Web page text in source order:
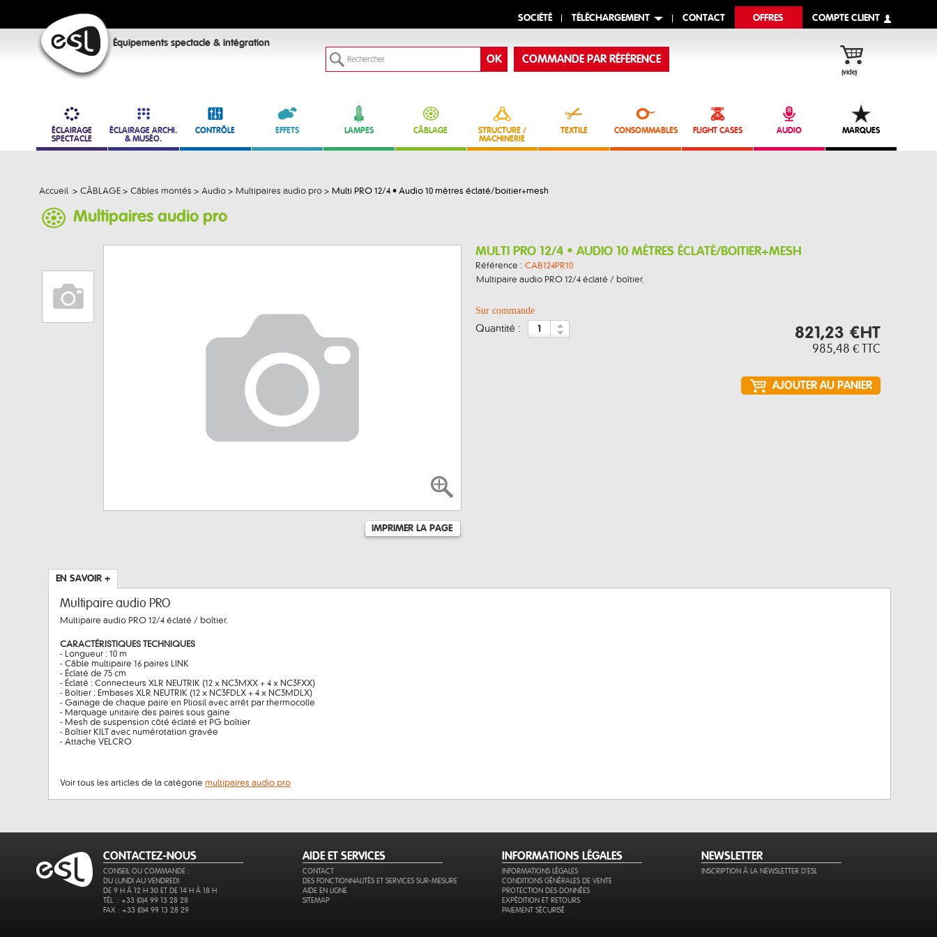
SOCIÉTÉ TÉLÉCHARGEMENT CONTACT OFFRES COMPTE CLIENT
Équipements spectacle & intégration
(vide)
COMMANDE PAR RÉFÉRENCE
ÉCLAIRAGE
SPECTACLE
ÉCLAIRAGE ARCHI.
& MUSÉO.
CONTRÔLE EFFETS LAMPES CÂBLAGE
STRUCTURE /
MACHINERIE
TEXTILE CONSOMMABLES FLIGHT CASES AUDIO MARQUES
Accueil > CÂBLAGE > Câbles montés > Audio > Multipaires audio pro > Multi PRO 12/4 • Audio 10 mètres éclaté/boitier+mesh
Multipaires audio pro
IMPRIMER LA PAGE
MULTI PRO 12/4 • AUDIO 10 MÈTRES ÉCLATÉ/BOITIER+MESH
Référence : CAB124PR10
Multipaire audio PRO 12/4 éclaté / boîtier.
Sur commande
quantité : 821,23 €HT
985,48 € TTC
EN SAVOIR +
Multipaire audio PRO
Multipaire audio PRO 12/4 éclaté / boîtier.
CARACTÉRISTIQUES TECHNIQUES
- Longueur : 10 m
- Câble multipaire 16 paires LINK
- Éclaté de 75 cm
- Éclaté : Connecteurs XLR NEUTRIK (12 x NC3MXX + 4 x NC3FXX)
- Boîtier : Embases XLR NEUTRIK (12 x NC3FDLX + 4 x NC3MDLX)
- Gainage de chaque paire en Pliosil avec arrêt par thermocolle
- Marquage unitaire des paires sous gaine
- Mesh de suspension côté éclaté et PG boîtier
- Boîtier KILT avec numérotation gravée
- Attache VELCRO
Voir tous les articles de la catégorie multipaires audio pro
CONTACTEZ-NOUS
CONSEIL OU COMMANDE :
DU LUNDI AU VENDREDI
DE 9 H À 12 H 30 ET DE 14 H À 18 H
TÉL. : +33 (0)4 99 13 28 28
FAX : +33 (0)4 99 13 28 29
AIDE ET SERVICES
CONTACT
DES FONCTIONNALITÉS ET SERVICES SUR-MESURE
AIDE EN LIGNE
SITEMAP
INFORMATIONS LÉGALES
INFORMATIONS LÉGALES
CONDITIONS GÉNÉRALES DE VENTE
PROTECTION DES DONNÉES
EXPÉDITION ET RETOURS
PAIEMENT SÉCURISÉ
NEWSLETTER
INSCRIPTION À LA NEWSLETTER D'ESL